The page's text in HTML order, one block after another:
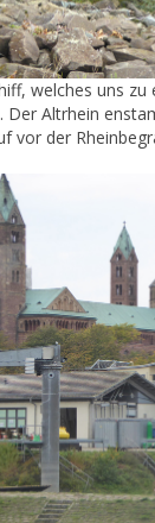
welches uns zu
Der Altrhein
vor der